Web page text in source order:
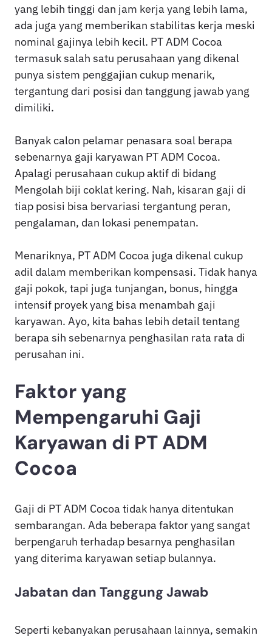
yang lebih tinggi dan jam kerja yang lebih lama,
ada juga yang memberikan stabilitas kerja meski
nominal gajinya lebih kecil. PT ADM Cocoa
termasuk salah satu perusahaan yang dikenal
punya sistem penggajian cukup menarik,
tergantung dari posisi dan tanggung jawab yang
dimiliki.
Banyak calon pelamar penasara soal berapa
sebenarnya gaji karyawan PT ADM Cocoa.
Apalagi perusahaan cukup aktif di bidang
Mengolah biji coklat kering. Nah, kisaran gaji di
tiap posisi bisa bervariasi tergantung peran,
pengalaman, dan lokasi penempatan.
Menariknya, PT ADM Cocoa juga dikenal cukup
adil dalam memberikan kompensasi. Tidak hanya
gaji pokok, tapi juga tunjangan, bonus, hingga
intensif proyek yang bisa menambah gaji
karyawan. Ayo, kita bahas lebih detail tentang
berapa sih sebenarnya penghasilan rata rata di
perusahan ini.
Faktor yang
Mempengaruhi Gaji
Karyawan di PT ADM
Cocoa
Gaji di PT ADM Cocoa tidak hanya ditentukan
sembarangan. Ada beberapa faktor yang sangat
berpengaruh terhadap besarnya penghasilan
yang diterima karyawan setiap bulannya.
Jabatan dan Tanggung Jawab
Seperti kebanyakan perusahaan lainnya, semakin